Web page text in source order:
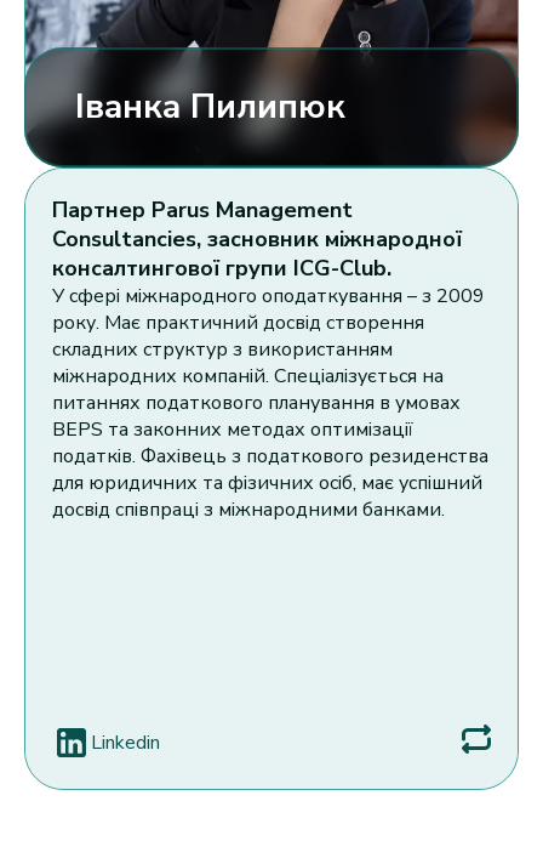
Іванка Пилипюк
Партнер Parus Management
Consultancies, засновник міжнародної
консалтингової групи ICG-Club.
У сфері міжнародного оподаткування – з 2009
року. Має практичний досвід створення
складних структур з використанням
міжнародних компаній. Спеціалізується на
питаннях податкового планування в умовах
BEPS та законних методах оптимізації
податків. Фахівець з податкового резиденства
для юридичних та фізичних осіб, має успішний
досвід співпраці з міжнародними банками.
Linkedin
Підписуйтеся на нашу сторінку в Instagram і
будьте в курсі не тільки останніх податкових
нововведень, але й дізнавайтеся багато
цікавого про життя в ОАЕ!